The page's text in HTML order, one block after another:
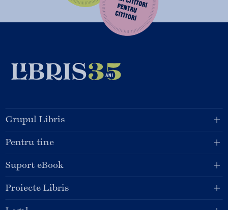
Grupul Libris
Pentru tine
Suport eBook
Proiecte Libris